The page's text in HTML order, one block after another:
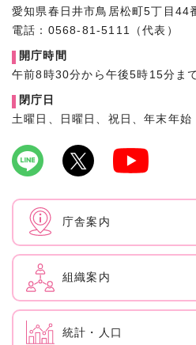
愛知県春日井市鳥居松町5丁目44
電話：0568-81-5111（代表）
開庁時間
午前8時30分から午後5時15分ま
閉庁日
土曜日、日曜日、祝日、年末年始
庁舎案内
組織案内
統計・人口